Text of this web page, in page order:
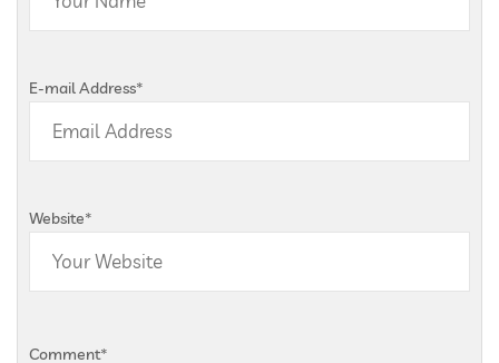
E-mail Address*
Website*
Comment*